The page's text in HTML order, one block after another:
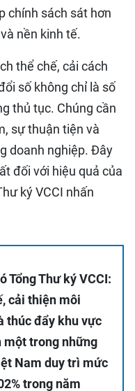
chính sách sát hơn
nền kinh tế.
thể chế, cải cách
số không chỉ là số
thủ tục. Chúng cần
sự thuận tiện và
doanh nghiệp. Đây
đối với hiệu quả của
ký VCCI nhấn
Tổng Thư ký VCCI:
cải thiện môi
thúc đẩy khu vực
một trong những
Nam duy trì mức
trong năm